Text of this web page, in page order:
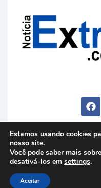
© Copyright 2023 -
reservados
Estamos usando cookies
nosso site.
Você pode saber mais
desativá-los em settings.
Aceitar